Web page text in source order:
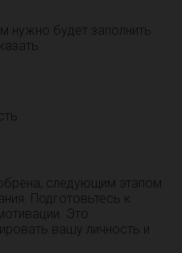
нужно будет заполнить
следующим этапом
Подготовьтесь к
Это
вашу личность и